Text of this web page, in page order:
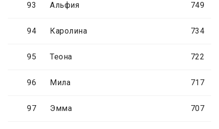
93 Альфия 749
94 Каролина 734
95 Теона 722
96 Мила 717
97 Эмма 707